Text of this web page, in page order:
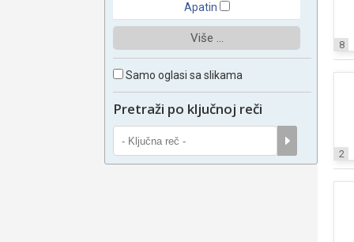
Apatin
Više ...
Samo oglasi sa slikama
Pretraži po ključnoj reči
8
2